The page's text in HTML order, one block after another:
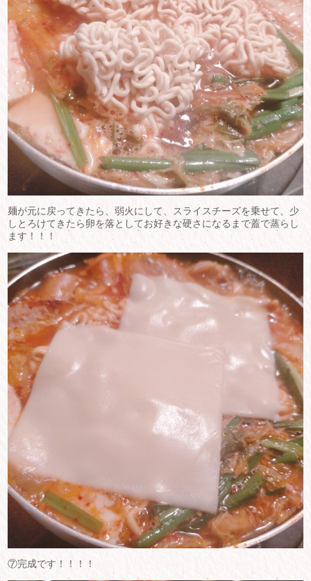
麺が元に戻ってきたら、弱火にして、スライスチーズを乗せて、少
しとろけてきたら卵を落としてお好きな硬さになるまで蓋で蒸らし
ます！！！
⑦完成です！！！！